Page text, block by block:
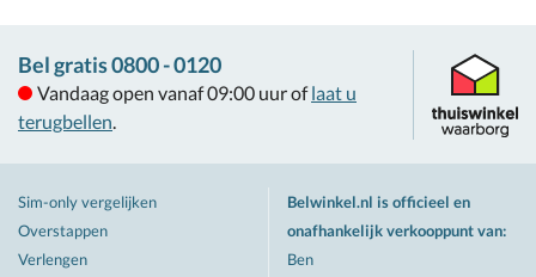
Bel gratis 0800 - 0120
Vandaag open vanaf 09:00 uur of laat u
terugbellen.
Sim-only vergelijken
Overstappen
Verlengen
Belwinkel.nl is officieel en
onafhankelijk verkooppunt van:
Ben